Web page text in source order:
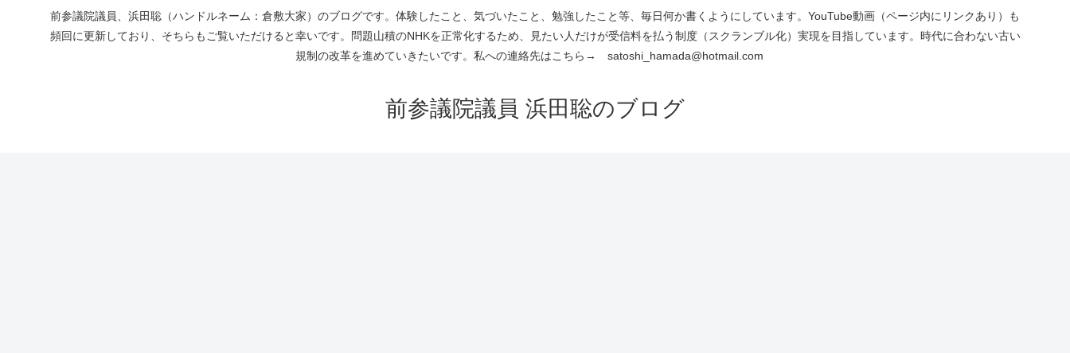
前参議院議員、浜田聡（ハンドルネーム：倉敷大家）のブログです。体験したこと、気づいたこと、勉強したこと等、毎日何か書くようにしています。YouTube動画（ページ内にリンクあり）も
頻回に更新しており、そちらもご覧いただけると幸いです。問題山積のNHKを正常化するため、見たい人だけが受信料を払う制度（スクランブル化）実現を目指しています。時代に合わない古い
規制の改革を進めていきたいです。私への連絡先はこちら→ satoshi_hamada@hotmail.com
前参議院議員 浜田聡のブログ